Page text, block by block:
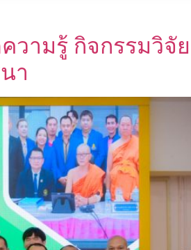
ามรู้ กิจกรรมวิจัย
า